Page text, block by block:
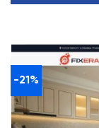
-21%